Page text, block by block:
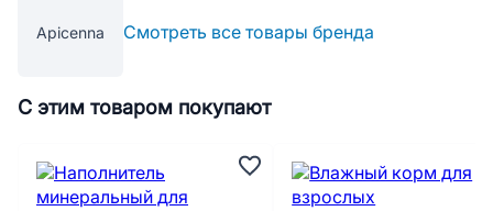
Apicenna Смотреть все товары бренда
С этим товаром покупают